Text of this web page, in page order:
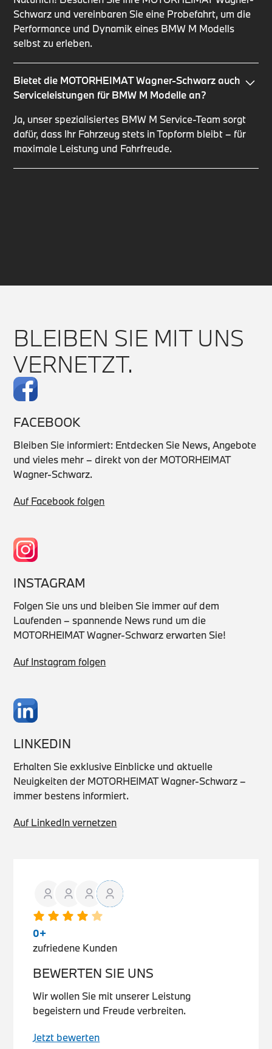
Schwarz und vereinbaren Sie eine Probefahrt, um die
Performance und Dynamik eines BMW M Modells
selbst zu erleben.
Bietet die MOTORHEIMAT Wagner-Schwarz auch
Serviceleistungen für BMW M Modelle an?
Ja, unser spezialisiertes BMW M Service-Team sorgt
dafür, dass Ihr Fahrzeug stets in Topform bleibt – für
maximale Leistung und Fahrfreude.
BLEIBEN SIE MIT UNS
VERNETZT.
FACEBOOK
Bleiben Sie informiert: Entdecken Sie News, Angebote
und vieles mehr – direkt von der MOTORHEIMAT
Wagner-Schwarz.
Auf Facebook folgen
INSTAGRAM
Folgen Sie uns und bleiben Sie immer auf dem
Laufenden – spannende News rund um die
MOTORHEIMAT Wagner-Schwarz erwarten Sie!
Auf Instagram folgen
LINKEDIN
Erhalten Sie exklusive Einblicke und aktuelle
Neuigkeiten der MOTORHEIMAT Wagner-Schwarz –
immer bestens informiert.
Auf LinkedIn vernetzen
0+
zufriedene Kunden
BEWERTEN SIE UNS
Wir wollen Sie mit unserer Leistung
begeistern und Freude verbreiten.
Jetzt bewerten